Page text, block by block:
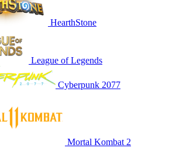
HearthStone
League of Legends
Cyberpunk 2077
Mortal Kombat 2